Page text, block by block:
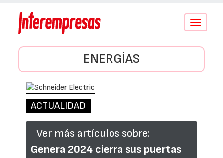
Conmutar
ENERGÍAS
ACTUALIDAD
Ver más artículos sobre:
Genera 2024 cierra sus puertas